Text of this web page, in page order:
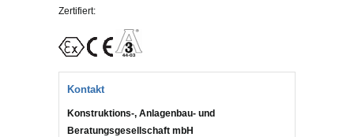
Zertifiert:
Kontakt
Konstruktions-, Anlagenbau- und
Beratungsgesellschaft mbH